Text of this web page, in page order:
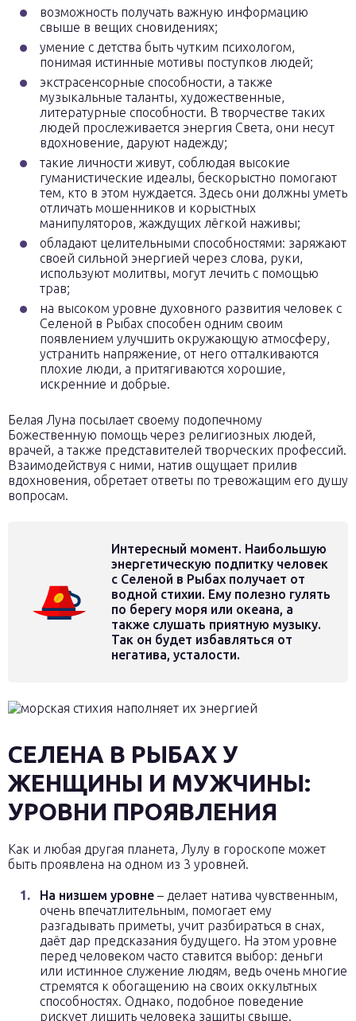
возможность получать важную информацию
свыше в вещих сновидениях;
умение с детства быть чутким психологом,
понимая истинные мотивы поступков людей;
экстрасенсорные способности, а также
музыкальные таланты, художественные,
литературные способности. В творчестве таких
людей прослеживается энергия Света, они несут
вдохновение, даруют надежду;
такие личности живут, соблюдая высокие
гуманистические идеалы, бескорыстно помогают
тем, кто в этом нуждается. Здесь они должны уметь
отличать мошенников и корыстных
манипуляторов, жаждущих лёгкой наживы;
обладают целительными способностями: заряжают
своей сильной энергией через слова, руки,
используют молитвы, могут лечить с помощью
трав;
на высоком уровне духовного развития человек с
Селеной в Рыбах способен одним своим
появлением улучшить окружающую атмосферу,
устранить напряжение, от него отталкиваются
плохие люди, а притягиваются хорошие,
искренние и добрые.
Белая Луна посылает своему подопечному
Божественную помощь через религиозных людей,
врачей, а также представителей творческих профессий.
Взаимодействуя с ними, натив ощущает прилив
вдохновения, обретает ответы по тревожащим его душу
вопросам.
Интересный момент. Наибольшую
энергетическую подпитку человек
с Селеной в Рыбах получает от
водной стихии. Ему полезно гулять
по берегу моря или океана, а
также слушать приятную музыку.
Так он будет избавляться от
негатива, усталости.
СЕЛЕНА В РЫБАХ У
ЖЕНЩИНЫ И МУЖЧИНЫ:
УРОВНИ ПРОЯВЛЕНИЯ
Как и любая другая планета, Лулу в гороскопе может
быть проявлена на одном из 3 уровней.
На низшем уровне – делает натива чувственным,
очень впечатлительным, помогает ему
разгадывать приметы, учит разбираться в снах,
даёт дар предсказания будущего. На этом уровне
перед человеком часто ставится выбор: деньги
или истинное служение людям, ведь очень многие
стремятся к обогащению на своих оккультных
способностях. Однако, подобное поведение
рискует лишить человека защиты свыше.